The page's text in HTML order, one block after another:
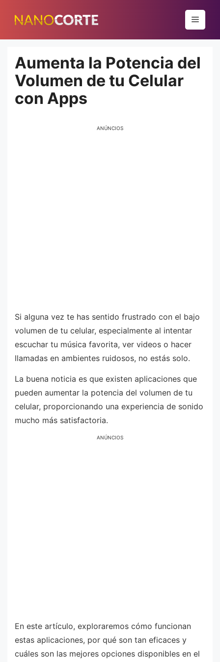
para
conteúdo
Menu
Aumenta la Potencia del
Volumen de tu Celular
con Apps
ANÚNCIOS
Si alguna vez te has sentido frustrado con el bajo
volumen de tu celular, especialmente al intentar
escuchar tu música favorita, ver videos o hacer
llamadas en ambientes ruidosos, no estás solo.
La buena noticia es que existen aplicaciones que
pueden aumentar la potencia del volumen de tu
celular, proporcionando una experiencia de sonido
mucho más satisfactoria.
ANÚNCIOS
En este artículo, exploraremos cómo funcionan
estas aplicaciones, por qué son tan eficaces y
cuáles son las mejores opciones disponibles en el